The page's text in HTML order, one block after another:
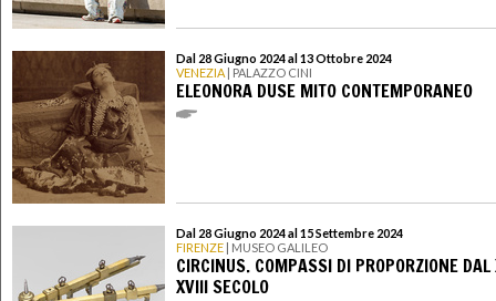
Dal 28 Giugno 2024 al 13 Ottobre 2024
VENEZIA | PALAZZO CINI
ELEONORA DUSE MITO CONTEMPORANEO
Dal 28 Giugno 2024 al 15 Settembre 2024
FIRENZE | MUSEO GALILEO
CIRCINUS. COMPASSI DI PROPORZIONE DAL
XVIII SECOLO